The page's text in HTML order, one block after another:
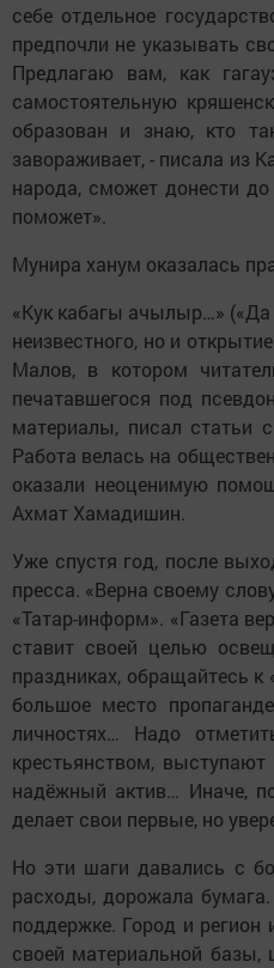
себе отдельное
предпочли не указывать
Предлагаю вам, как
самостоятельную
образован и знаю, кто
завораживает, - писала из
народа, сможет донести
поможет».
Мунира ханум оказалась
«Кук кабагы ачылыр…» («Да
неизвестного, но и
Малов, в котором
печатавшегося под
материалы, писал статьи
Работа велась на
оказали неоценимую
Ахмат Хамадишин.
Уже спустя год, после
пресса. «Верна своему
«Татар-информ». «Газета
ставит своей целью
праздниках, обращайтесь
большое место
личностях… Надо
крестьянством,
надёжный актив… Иначе,
делает свои первые, но
Но эти шаги давались с
расходы, дорожала
поддержке. Город и
своей материальной